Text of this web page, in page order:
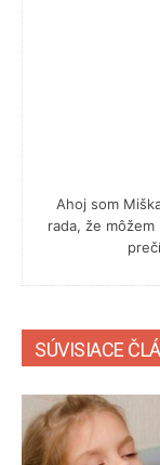
Ahoj som
rada, že
SÚVISIACE